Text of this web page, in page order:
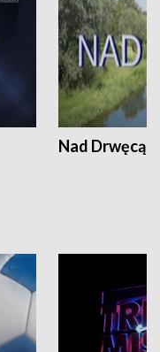
Nad Drwęcą